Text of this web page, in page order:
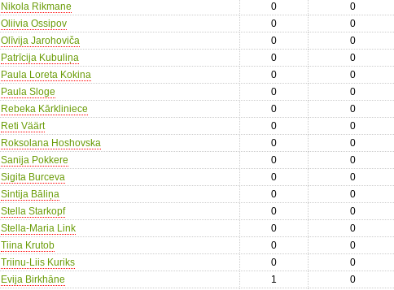
Nikola Rikmane 0 0
Oliivia Ossipov 0 0
Olīvija Jarohoviča 0 0
Patrīcija Kubuliņa 0 0
Paula Loreta Kokina 0 0
Paula Sloge 0 0
Rebeka Kārkliniece 0 0
Reti Väärt 0 0
Roksolana Hoshovska 0 0
Sanija Pokkere 0 0
Sigita Burceva 0 0
Sintija Bāliņa 0 0
Stella Starkopf 0 0
Stella-Maria Link 0 0
Tiina Krutob 0 0
Triinu-Liis Kuriks 0 0
Evija Birkhāne 1 0